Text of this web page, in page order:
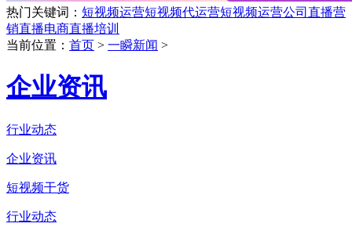
热门关键词： 短视频运营短视频代运营短视频运营公司 直播营
销直播电商直播培训
当前位置： 首页 > 一瞬新闻 >
企业资讯
行业动态
企业资讯
短视频干货
行业动态